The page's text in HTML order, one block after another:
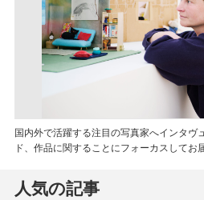
国内外で活躍する注目の写真家へインタヴ
ド、作品に関することにフォーカスしてお
人気の記事